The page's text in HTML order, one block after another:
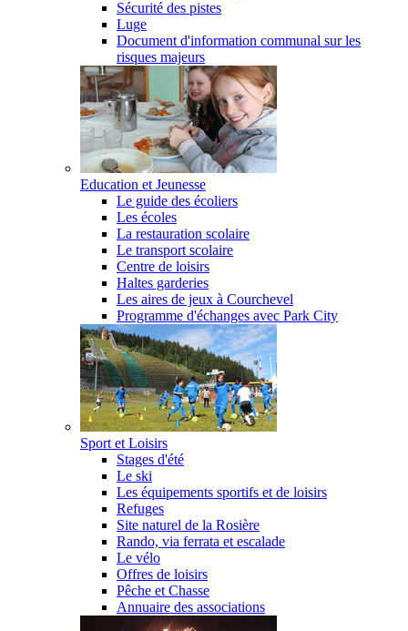
Sécurité des pistes
Luge
Document d'information communal sur les
risques majeurs
Education et Jeunesse
Le guide des écoliers
Les écoles
La restauration scolaire
Le transport scolaire
Centre de loisirs
Haltes garderies
Les aires de jeux à Courchevel
Programme d'échanges avec Park City
Sport et Loisirs
Stages d'été
Le ski
Les équipements sportifs et de loisirs
Refuges
Site naturel de la Rosière
Rando, via ferrata et escalade
Le vélo
Offres de loisirs
Pêche et Chasse
Annuaire des associations